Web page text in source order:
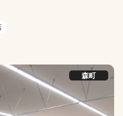
森町